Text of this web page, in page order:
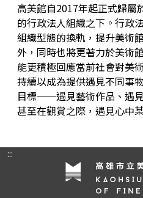
高美館自2017年起正式歸屬
的行政法人組織之下。行政
組織型態的換軌，提升美術
外，同時也將更著力於美術
能更積極回應當前社會對美
持續以成為提供遇見不同事
目標──遇見藝術作品、遇
甚至在觀賞之際，遇見心中
:::